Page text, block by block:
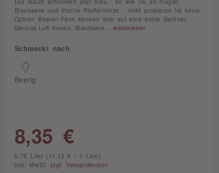
Die Nacht schimmert jetzt blau - so wie Du es magst!
Blaubeere und frische Pfefferminze - nicht probieren ist keine
Option! Beeren-Fans können sich auf eine echte Berliner
Genuss-Luft freuen. Blaubeere...weiterlesen
Schmeckt nach
Beerig
8,35 €
0.75 Liter (11,13 € / 1 Liter)
inkl. MwSt. zzgl. Versandkosten